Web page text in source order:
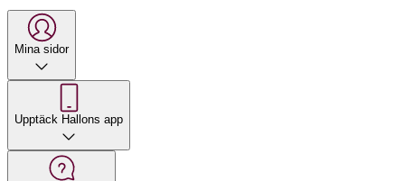
Mina sidor
Upptäck Hallons app